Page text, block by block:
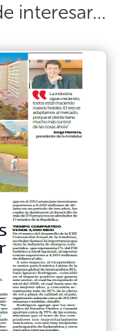
interesar…